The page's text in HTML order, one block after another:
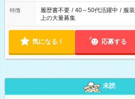
特徴 履歴書不要 / 40～50代活躍中 / 服
上の大量募集
気になる！ 応募する
未読